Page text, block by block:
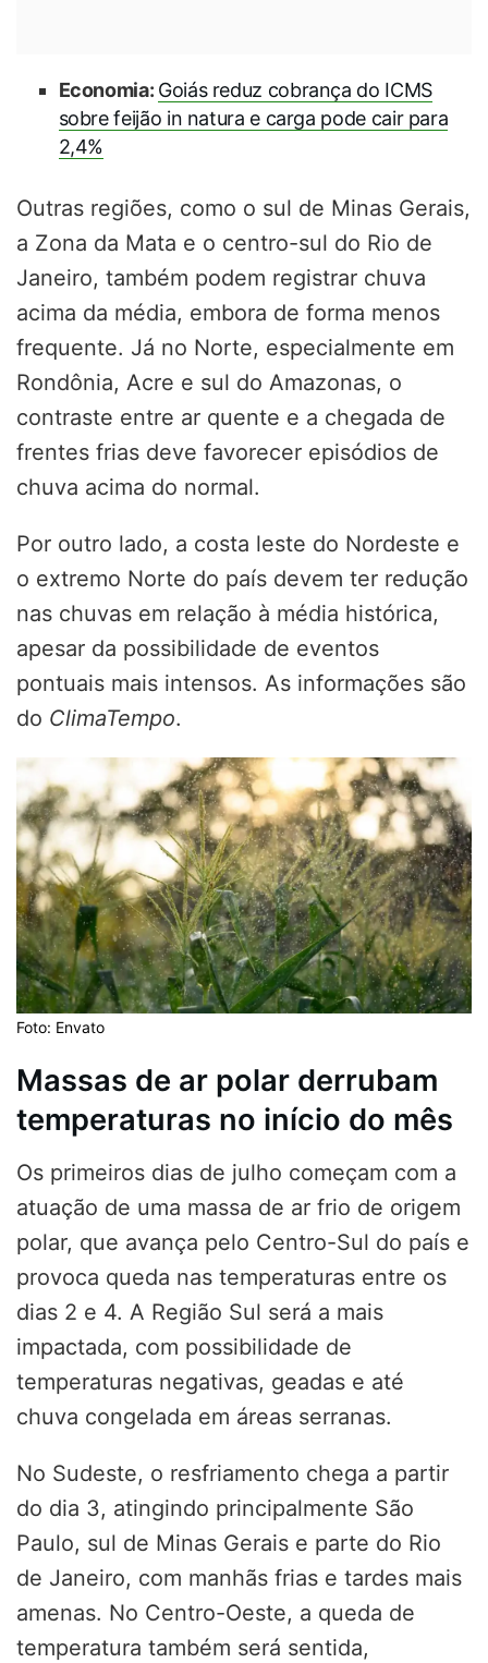
Economia: Goiás reduz cobrança do ICMS
sobre feijão in natura e carga pode cair para
2,4%
Outras regiões, como o sul de Minas Gerais,
a Zona da Mata e o centro-sul do Rio de
Janeiro, também podem registrar chuva
acima da média, embora de forma menos
frequente. Já no Norte, especialmente em
Rondônia, Acre e sul do Amazonas, o
contraste entre ar quente e a chegada de
frentes frias deve favorecer episódios de
chuva acima do normal.
Por outro lado, a costa leste do Nordeste e
o extremo Norte do país devem ter redução
nas chuvas em relação à média histórica,
apesar da possibilidade de eventos
pontuais mais intensos. As informações são
do ClimaTempo.
Foto: Envato
Massas de ar polar derrubam
temperaturas no início do mês
Os primeiros dias de julho começam com a
atuação de uma massa de ar frio de origem
polar, que avança pelo Centro-Sul do país e
provoca queda nas temperaturas entre os
dias 2 e 4. A Região Sul será a mais
impactada, com possibilidade de
temperaturas negativas, geadas e até
chuva congelada em áreas serranas.
No Sudeste, o resfriamento chega a partir
do dia 3, atingindo principalmente São
Paulo, sul de Minas Gerais e parte do Rio
de Janeiro, com manhãs frias e tardes mais
amenas. No Centro-Oeste, a queda de
temperatura também será sentida,